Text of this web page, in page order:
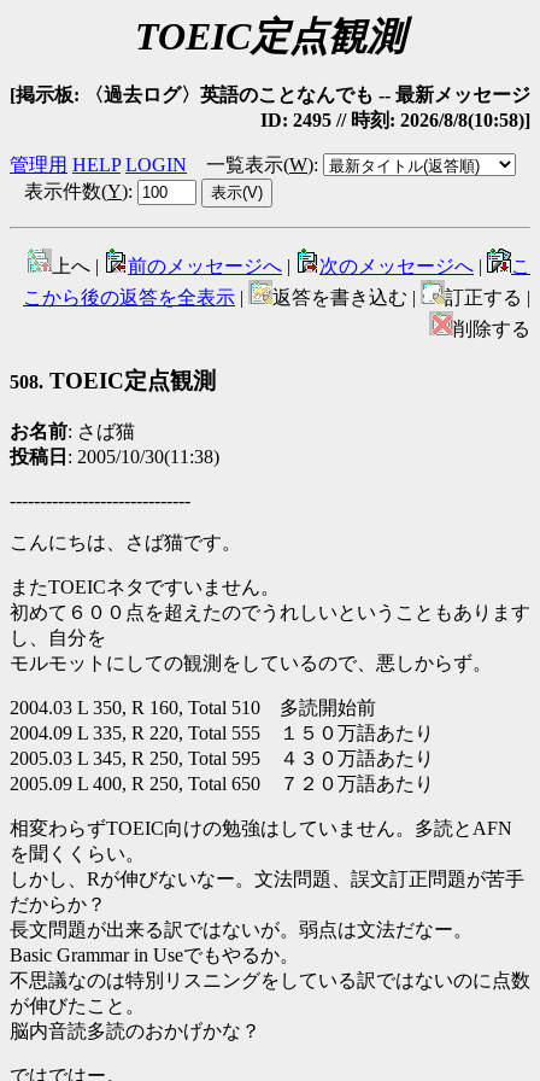
TOEIC定点観測
[掲示板: 〈過去ログ〉英語のことなんでも -- 最新メッセージ
ID: 2495 // 時刻: 2026/8/8(10:58)]
管理用 HELP LOGIN 一覧表示(W):
表示件数(Y):
上へ | 前のメッセージへ | 次のメッセージへ |
こ
こから後の返答を全表示 | 返答を書き込む |
訂正する |
削除する
508. TOEIC定点観測
お名前: さば猫
投稿日 : 2005/10/30(11:38)
------------------------------
こんにちは、さば猫です。
またTOEICネタですいません。
初めて６００点を超えたのでうれしいということもあります
し、自分を
モルモットにしての観測をしているので、悪しからず。
2004.03 L 350, R 160, Total 510 多読開始前
2004.09 L 335, R 220, Total 555 １５０万語あたり
2005.03 L 345, R 250, Total 595 ４３０万語あたり
2005.09 L 400, R 250, Total 650 ７２０万語あたり
相変わらずTOEIC向けの勉強はしていません。多読とAFN
を聞くくらい。
しかし、Rが伸びないなー。文法問題、誤文訂正問題が苦手
だからか？
長文問題が出来る訳ではないが。弱点は文法だなー。
Basic Grammar in Useでもやるか。
不思議なのは特別リスニングをしている訳ではないのに点数
が伸びたこと。
脳内音読多読のおかげかな？
ではではー。